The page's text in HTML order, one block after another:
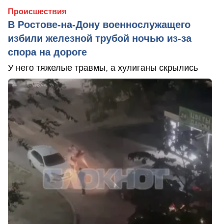
Происшествия
В Ростове-на-Дону военнослужащего
избили железной трубой ночью из-за
спора на дороге
У него тяжелые травмы, а хулиганы скрылись